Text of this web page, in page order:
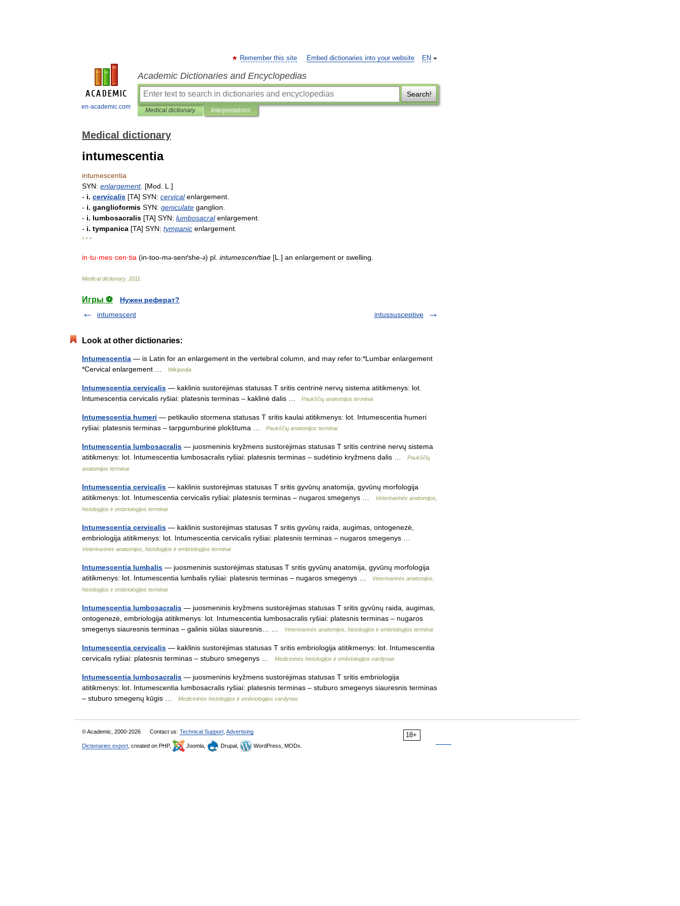
en-academic.com
EN
Remember this site Embed dictionaries into your website
Academic Dictionaries and Encyclopedias
Search!
Medical dictionary Interpretations
Medical dictionary
intumescentia
intumescentia
SYN: enlargement. [Mod L .]
- i. cervicalis [TA] SYN: cervical enlargement
- i. ganglioformis SYN: geniculate ganglion
- i. lumbosacralis [TA] SYN: lumbosacral enlargement
- i. tympanica [TA] SYN: tympanic enlargement
* * *
in·tu·mes·cen·tia (in-too-mə-senґshe-ə) pl intumescenґtiae [L .] an enlargement or swelling
Medical dictionary. 2011
Игры ⚽
Нужен реферат?
intumescent
intussusceptive
Look at other dictionaries:
Intumescentia — is Latin for an enlargement in the vertebral column, and may refer to:*Lumbar enlargement
*Cervical enlargement …
Wikipedia
Intumescentia cervicalis — kaklinis sustorėjimas statusas T sritis centrinė nervų sistema atitikmenys: lot.
Intumescentia cervicalis ryšiai: platesnis terminas – kaklinė dalis …
Paukščių anatomijos terminai
Intumescentia humeri — petikaulio stormena statusas T sritis kaulai atitikmenys: lot. Intumescentia humeri
ryšiai: platesnis terminas – tarpgumburinė plokštuma …
Paukščių anatomijos terminai
Intumescentia lumbosacralis — juosmeninis kryžmens sustorėjimas statusas T sritis centrinė nervų sistema
atitikmenys: lot. Intumescentia lumbosacralis ryšiai: platesnis terminas – sudėtinio kryžmens dalis …
Paukščių
anatomijos terminai
Intumescentia cervicalis — kaklinis sustorėjimas statusas T sritis gyvūnų anatomija, gyvūnų morfologija
atitikmenys: lot. Intumescentia cervicalis ryšiai: platesnis terminas – nugaros smegenys …
Veterinarinės anatomijos,
histologijos ir embriologijos terminai
Intumescentia cervicalis — kaklinis sustorėjimas statusas T sritis gyvūnų raida, augimas, ontogenezė,
embriologija atitikmenys: lot. Intumescentia cervicalis ryšiai: platesnis terminas – nugaros smegenys …
Veterinarinės anatomijos, histologijos ir embriologijos terminai
Intumescentia lumbalis — juosmeninis sustorėjimas statusas T sritis gyvūnų anatomija, gyvūnų morfologija
atitikmenys: lot. Intumescentia lumbalis ryšiai: platesnis terminas – nugaros smegenys …
Veterinarinės anatomijos,
histologijos ir embriologijos terminai
Intumescentia lumbosacralis — juosmeninis kryžmens sustorėjimas statusas T sritis gyvūnų raida, augimas,
ontogenezė, embriologija atitikmenys: lot. Intumescentia lumbosacralis ryšiai: platesnis terminas – nugaros
smegenys siauresnis terminas – galinis siūlas siauresnis… …
Veterinarinės anatomijos, histologijos ir embriologijos terminai
Intumescentia cervicalis — kaklinis sustorėjimas statusas T sritis embriologija atitikmenys: lot. Intumescentia
cervicalis ryšiai: platesnis terminas – stuburo smegenys …
Medicininės histologijos ir embriologijos vardynas
Intumescentia lumbosacralis — juosmeninis kryžmens sustorėjimas statusas T sritis embriologija
atitikmenys: lot. Intumescentia lumbosacralis ryšiai: platesnis terminas – stuburo smegenys siauresnis terminas
– stuburo smegenų kūgis …
Medicininės histologijos ir embriologijos vardynas
18+
© Academic, 2000-2026 Contact us: Technical Support Advertising
Dictionaries export , created on PHP, Joomla, Drupal, WordPress, MODx.